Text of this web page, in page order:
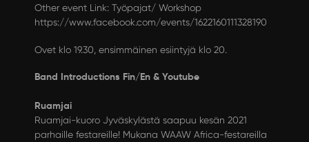
Other event Link: Työpajat/ Workshop
https://www.facebook.com/events/1622160111328190
Ovet klo 19.30, ensimmäinen esiintyjä klo 20.
Band Introductions Fin/En & Youtube
Ruamjai
Ruamjai-kuoro Jyväskylästä saapuu kesän 2021
parhaille festareille! Mukana WAAW Africa-festareilla